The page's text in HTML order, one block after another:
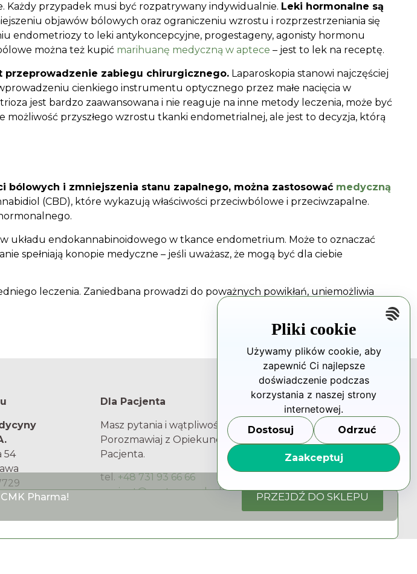
przypadek musi być rozpatrywany indywidualnie. Leki hormonalne są
objawów bólowych oraz ograniczeniu wzrostu i rozprzestrzeniania się
endometriozy to leki antykoncepcyjne, progestageny, agonisty hormonu
można też kupić marihuanę medyczną w aptece – jest to lek na receptę.
przeprowadzenie zabiegu chirurgicznego. Laparoskopia stanowi najczęściej
cienkiego instrumentu optycznego przez małe nacięcia w
jest bardzo zaawansowana i nie reaguje na inne metody leczenia, może być
przyszłego wzrostu tkanki endometrialnej, ale jest to decyzja, którą
i zmniejszenia stanu zapalnego, można zastosować medyczną
(CBD), które wykazują właściwości przeciwbólowe i przeciwzapalne.
układu endokannabinoidowego w tkance endometrium. Może to oznaczać
spełniają konopie medyczne – jeśli uważasz, że mogą być dla ciebie
leczenia. Zaniedbana prowadzi do poważnych powikłań, uniemożliwia
54
mk.pl
Dla Pacjenta
Masz pytania i wątpliwości?
Porozmawiaj z Opiekunem
Pacjenta.
tel. +48 731 93 66 66
pacjent@centrum-mk.pl
Rzecznik Praw Pacjenta
Adres
ul. Młynarska 46
01-171 Warszawa
Regon 017445217
Kontakt
Pliki cookie
Używamy plików cookie, aby
zapewnić Ci najlepsze
doświadczenie podczas
korzystania z naszej strony
internetowej.
Dostosuj Odrzuć
Zaakceptuj
Pharma! PRZEJDŹ DO SKLEPU